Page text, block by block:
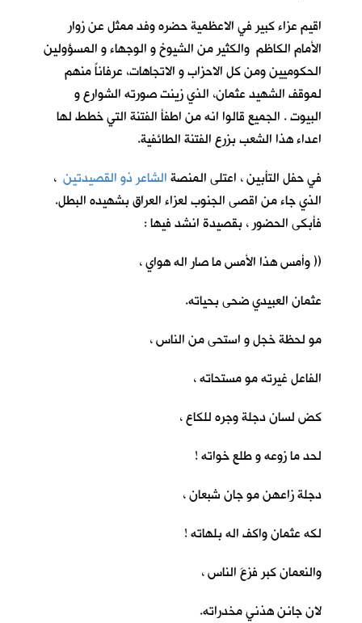
اقيم عزاء كبير في الاعظمية حضره وفد ممثل عن زوار
الأمام الكاظم والكثير من الشيوخ و الوجهاء و المسؤولين
الحكوميين ومن كل الاحزاب و الاتجاهات، عرفاناً منهم
لموقف الشهيد عثمان، الذي زينت صورته الشوارع و
البيوت . الجميع قالوا انه من اطفأ الفتنة التي خطط لها
اعداء هذا الشعب بزرع الفتنة الطائفية.
في حفل التأبين ، اعتلى المنصةالشاعر ذو القصيدتين ،
الذي جاء من اقصى الجنوب لعزاء العراق بشهيده البطل.
فأبكى الحضور ، بقصيدة انشد فيها :
(( وأمس هذا الأمس ما صار اله هواي ،
عثمان العبيدي ضحى بحياته.
مو لحظة خجل و استحى من الناس ،
الفاعل غيرته مو مستحاته ،
كض لسان دجلة وجره للكاع ،
لحد ما زوعه و طلع خواته !
دجلة زاعهن مو جان شبعان ،
لكه عثمان واكف اله بلهاته !
والنعمان كبر فزعَ الناس ،
لان جانن هذني مخدراته.